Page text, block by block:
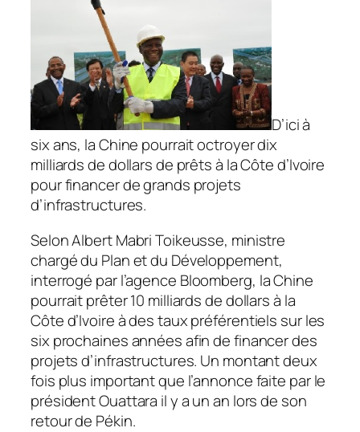
D’ici à
six ans, la Chine pourrait octroyer dix
milliards de dollars de prêts à la Côte d’Ivoire
pour financer de grands projets
d’infrastructures.
Selon Albert Mabri Toikeusse, ministre
chargé du Plan et du Développement,
interrogé par l’agence Bloomberg, la Chine
pourrait prêter 10 milliards de dollars à la
Côte d’Ivoire à des taux préférentiels sur les
six prochaines années afin de financer des
projets d’infrastructures. Un montant deux
fois plus important que l’annonce faite par le
président Ouattara il y a un an lors de son
retour de Pékin.